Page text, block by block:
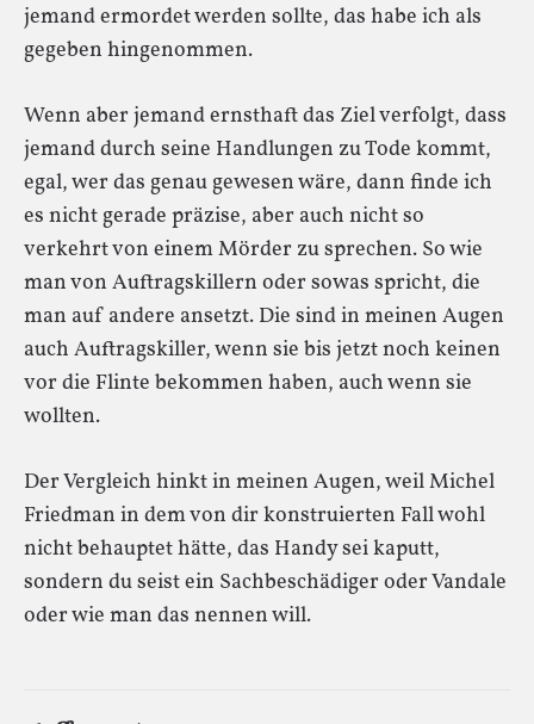
jemand ermordet werden sollte, das habe ich als
gegeben hingenommen.
Wenn aber jemand ernsthaft das Ziel verfolgt, dass
jemand durch seine Handlungen zu Tode kommt,
egal, wer das genau gewesen wäre, dann finde ich
es nicht gerade präzise, aber auch nicht so
verkehrt von einem Mörder zu sprechen. So wie
man von Auftragskillern oder sowas spricht, die
man auf andere ansetzt. Die sind in meinen Augen
auch Auftragskiller, wenn sie bis jetzt noch keinen
vor die Flinte bekommen haben, auch wenn sie
wollten.
Der Vergleich hinkt in meinen Augen, weil Michel
Friedman in dem von dir konstruierten Fall wohl
nicht behauptet hätte, das Handy sei kaputt,
sondern du seist ein Sachbeschädiger oder Vandale
oder wie man das nennen will.